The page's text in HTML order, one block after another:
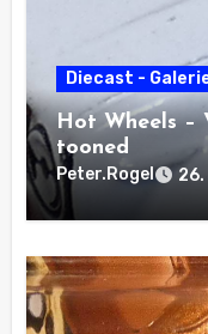
Diecast -
Hot Wheels –
tooned
Peter.Rogel